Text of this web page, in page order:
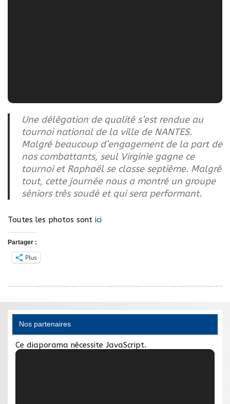
Une délégation de qualité s’est rendue au
tournoi national de la ville de NANTES.
Malgré beaucoup d’engagement de la part de
nos combattants, seul Virginie gagne ce
tournoi et Raphaël se classe septième. Malgré
tout, cette journée nous a montré un groupe
séniors très soudé et qui sera performant.
Toutes les photos sontici
Partager :
Plus
Nos partenaires
Ce diaporama nécessite JavaScript.